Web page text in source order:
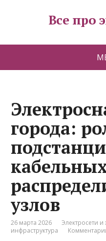
Все про
города:
узлов
26 марта 2026
Электросети и
инфраструктура